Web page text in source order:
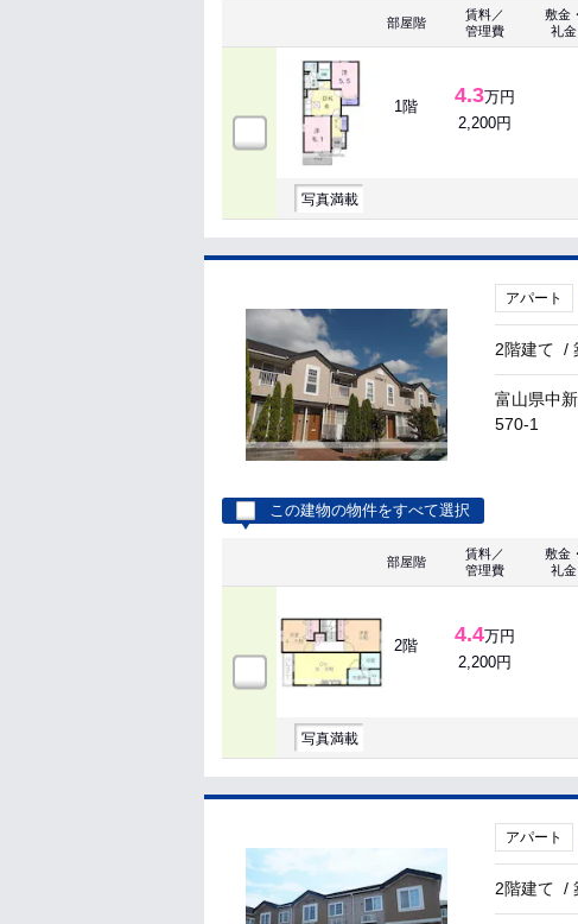
部屋階
賃料／
管理費
敷金
礼
1階 4.3万円
2,200円
写真満載
アパート
2階建て /
富山県中
570-1
この建物の物件をすべて選択
部屋階
賃料／
管理費
敷金
礼
2階 4.4万円
2,200円
写真満載
アパート
2階建て /